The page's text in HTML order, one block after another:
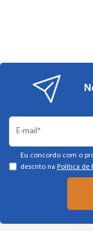
Eu concordo com o
descrito na Política de